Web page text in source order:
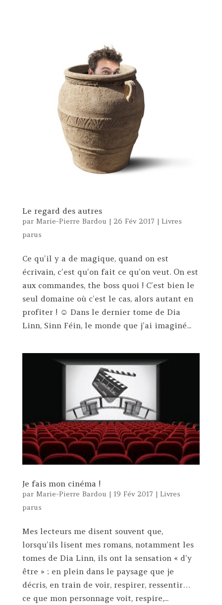
Le regard des autres
par Marie-Pierre Bardou | 26 Fév 2017 | Livres
parus
Ce qu’il y a de magique, quand on est
écrivain, c’est qu’on fait ce qu’on veut. On est
aux commandes, the boss quoi ! C’est bien le
seul domaine où c’est le cas, alors autant en
profiter ! ☺ Dans le dernier tome de Dia
Linn, Sinn Féin, le monde que j’ai imaginé...
Je fais mon cinéma !
par Marie-Pierre Bardou | 19 Fév 2017 | Livres
parus
Mes lecteurs me disent souvent que,
lorsqu’ils lisent mes romans, notamment les
tomes de Dia Linn, ils ont la sensation « d’y
être » : en plein dans le paysage que je
décris, en train de voir, respirer, ressentir…
ce que mon personnage voit, respire,...